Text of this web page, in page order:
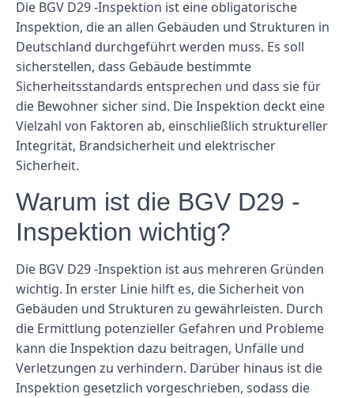
Die BGV D29 -Inspektion ist eine obligatorische
Inspektion, die an allen Gebäuden und Strukturen in
Deutschland durchgeführt werden muss. Es soll
sicherstellen, dass Gebäude bestimmte
Sicherheitsstandards entsprechen und dass sie für
die Bewohner sicher sind. Die Inspektion deckt eine
Vielzahl von Faktoren ab, einschließlich struktureller
Integrität, Brandsicherheit und elektrischer
Sicherheit.
Warum ist die BGV D29 -
Inspektion wichtig?
Die BGV D29 -Inspektion ist aus mehreren Gründen
wichtig. In erster Linie hilft es, die Sicherheit von
Gebäuden und Strukturen zu gewährleisten. Durch
die Ermittlung potenzieller Gefahren und Probleme
kann die Inspektion dazu beitragen, Unfälle und
Verletzungen zu verhindern. Darüber hinaus ist die
Inspektion gesetzlich vorgeschrieben, sodass die